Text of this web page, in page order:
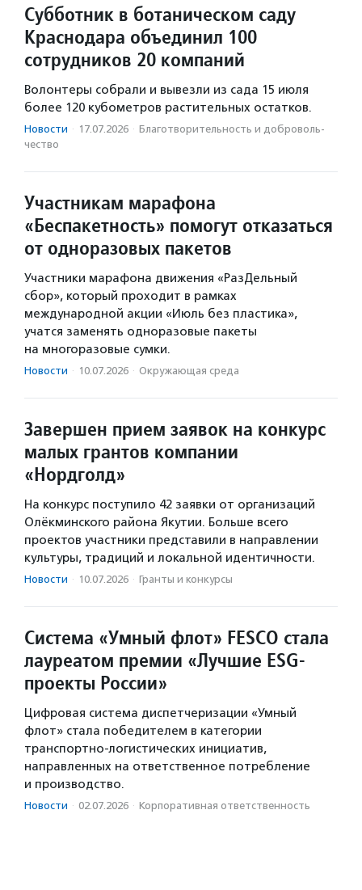
Субботник в ботаническом саду
Краснодара объединил 100
сотрудников 20 компаний
Волонтеры собрали и вывезли из сада 15 июля
более 120 кубометров растительных остатков.
Новости · 17.07.2026 · Благотвори­тель­ность и доброволь­
чест­во
Участникам марафона
«Беспакетность» помогут отказаться
от одноразовых пакетов
Участники марафона движения «РазДельный
сбор», который проходит в рамках
международной акции «Июль без пластика»,
учатся заменять одноразовые пакеты
на многоразовые сумки.
Новости · 10.07.2026 · Окружающая среда
Завершен прием заявок на конкурс
малых грантов компании
«Нордголд»
На конкурс поступило 42 заявки от организаций
Олёкминского района Якутии. Больше всего
проектов участники представили в направлении
культуры, традиций и локальной идентичности.
Новости · 10.07.2026 · Гранты и конкурсы
Система «Умный флот» FESCO стала
лауреатом премии «Лучшие ESG-
проекты России»
Цифровая система диспетчеризации «Умный
флот» стала победителем в категории
транспортно-логистических инициатив,
направленных на ответственное потребление
и производство.
Новости · 02.07.2026 · Корпоративная ответственность